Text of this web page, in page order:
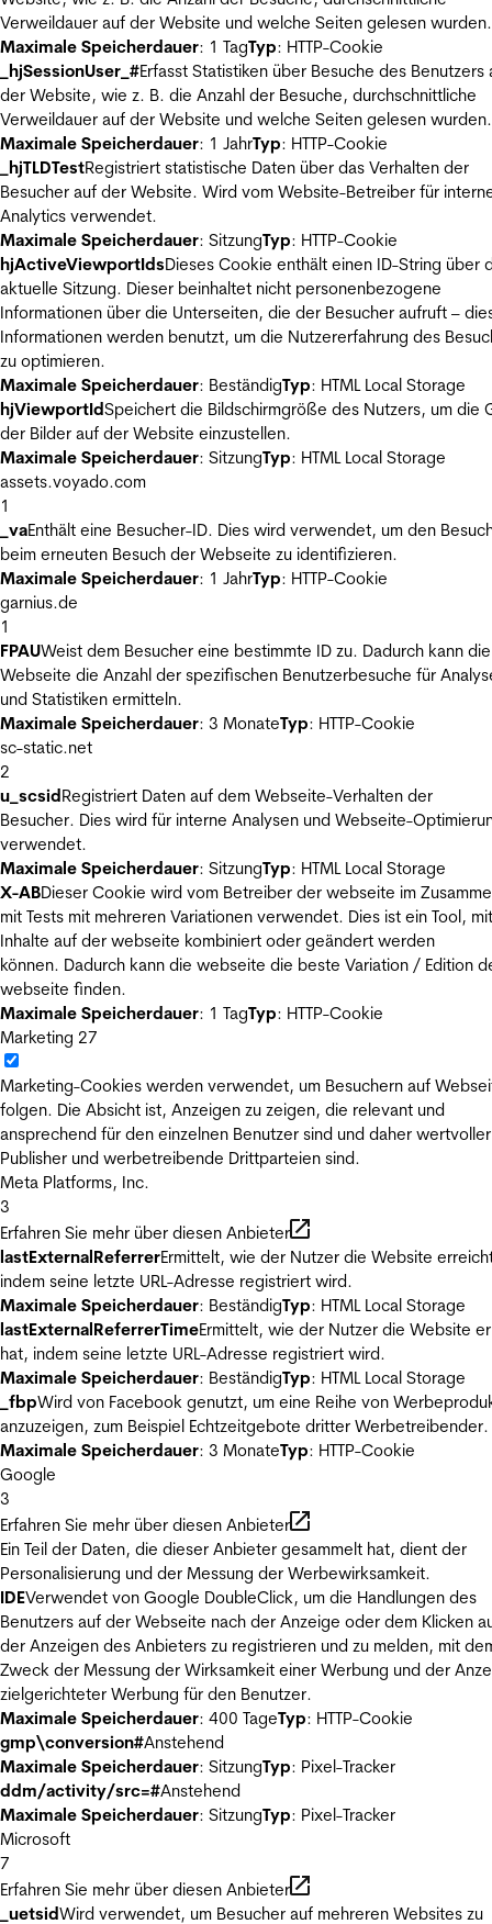
Verweildauer auf der Website und welche Seiten gelesen wurden.
Maximale Speicherdauer: 1 TagTyp: HTTP-Cookie
_hjSessionUser_#Erfasst Statistiken über Besuche des Benutzers
der Website, wie z. B. die Anzahl der Besuche, durchschnittliche
Verweildauer auf der Website und welche Seiten gelesen wurden.
Maximale Speicherdauer: 1 JahrTyp: HTTP-Cookie
_hjTLDTestRegistriert statistische Daten über das Verhalten der
Besucher auf der Website. Wird vom Website-Betreiber für
Analytics verwendet.
Maximale Speicherdauer: SitzungTyp: HTTP-Cookie
hjActiveViewportIdsDieses Cookie enthält einen ID-String über
aktuelle Sitzung. Dieser beinhaltet nicht personenbezogene
Informationen über die Unterseiten, die der Besucher aufruft –
Informationen werden benutzt, um die Nutzererfahrung des
zu optimieren.
Maximale Speicherdauer: BeständigTyp: HTML Local Storage
hjViewportIdSpeichert die Bildschirmgröße des Nutzers, um die
der Bilder auf der Website einzustellen.
Maximale Speicherdauer: SitzungTyp: HTML Local Storage
assets.voyado.com
1
_vaEnthält eine Besucher-ID. Dies wird verwendet, um den
beim erneuten Besuch der Webseite zu identifizieren.
Maximale Speicherdauer: 1 JahrTyp: HTTP-Cookie
garnius.de
1
FPAUWeist dem Besucher eine bestimmte ID zu. Dadurch kann die
Webseite die Anzahl der spezifischen Benutzerbesuche für
und Statistiken ermitteln.
Maximale Speicherdauer: 3 MonateTyp: HTTP-Cookie
sc-static.net
2
u_scsidRegistriert Daten auf dem Webseite-Verhalten der
Besucher. Dies wird für interne Analysen und Webseite-
verwendet.
Maximale Speicherdauer: SitzungTyp: HTML Local Storage
X-ABDieser Cookie wird vom Betreiber der webseite im
mit Tests mit mehreren Variationen verwendet. Dies ist ein Tool,
Inhalte auf der webseite kombiniert oder geändert werden
können. Dadurch kann die webseite die beste Variation / Edition
webseite finden.
Maximale Speicherdauer: 1 TagTyp: HTTP-Cookie
Marketing 27
Marketing-Cookies werden verwendet, um Besuchern auf
folgen. Die Absicht ist, Anzeigen zu zeigen, die relevant und
ansprechend für den einzelnen Benutzer sind und daher
Publisher und werbetreibende Drittparteien sind.
Meta Platforms, Inc.
3
Erfahren Sie mehr über diesen Anbieter
lastExternalReferrerErmittelt, wie der Nutzer die Website
indem seine letzte URL-Adresse registriert wird.
Maximale Speicherdauer: BeständigTyp: HTML Local Storage
lastExternalReferrerTimeErmittelt, wie der Nutzer die Website
hat, indem seine letzte URL-Adresse registriert wird.
Maximale Speicherdauer: BeständigTyp: HTML Local Storage
_fbpWird von Facebook genutzt, um eine Reihe von
anzuzeigen, zum Beispiel Echtzeitgebote dritter Werbetreibender.
Maximale Speicherdauer: 3 MonateTyp: HTTP-Cookie
Google
3
Erfahren Sie mehr über diesen Anbieter
Ein Teil der Daten, die dieser Anbieter gesammelt hat, dient der
Personalisierung und der Messung der Werbewirksamkeit.
IDEVerwendet von Google DoubleClick, um die Handlungen des
Benutzers auf der Webseite nach der Anzeige oder dem Klicken
der Anzeigen des Anbieters zu registrieren und zu melden, mit
Zweck der Messung der Wirksamkeit einer Werbung und der
zielgerichteter Werbung für den Benutzer.
Maximale Speicherdauer: 400 TageTyp: HTTP-Cookie
gmp\conversion#Anstehend
Maximale Speicherdauer: SitzungTyp: Pixel-Tracker
ddm/activity/src=#Anstehend
Maximale Speicherdauer: SitzungTyp: Pixel-Tracker
Microsoft
7
Erfahren Sie mehr über diesen Anbieter
_uetsidWird verwendet, um Besucher auf mehreren Websites zu